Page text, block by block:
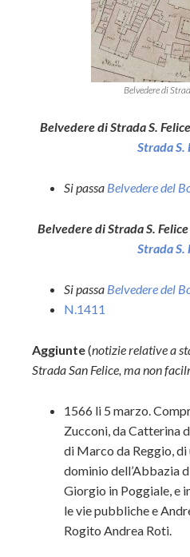
Belvedere di
Belvedere di Strada S.
Strada S.
Si passa Belvedere del
Belvedere di Strada S.
Strada S.
Si passa Belvedere del
N.1411
Aggiunte(notizie relative a
Strada San Felice, ma non
1566 li 5 marzo.
Zucconi, da Catterina
di Marco da Reggio,
dominio dell’Abbazia
Giorgio in Poggiale, e
le vie pubbliche e
Rogito Andrea Roti.